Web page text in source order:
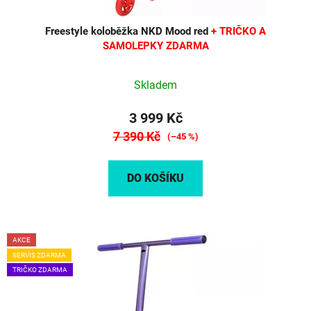
Freestyle koloběžka NKD Mood red + TRIČKO A
SAMOLEPKY ZDARMA
Skladem
3 999 Kč
7 390 Kč (–45 %)
DO KOŠÍKU
AKCE
SERVIS ZDARMA
TRIČKO ZDARMA